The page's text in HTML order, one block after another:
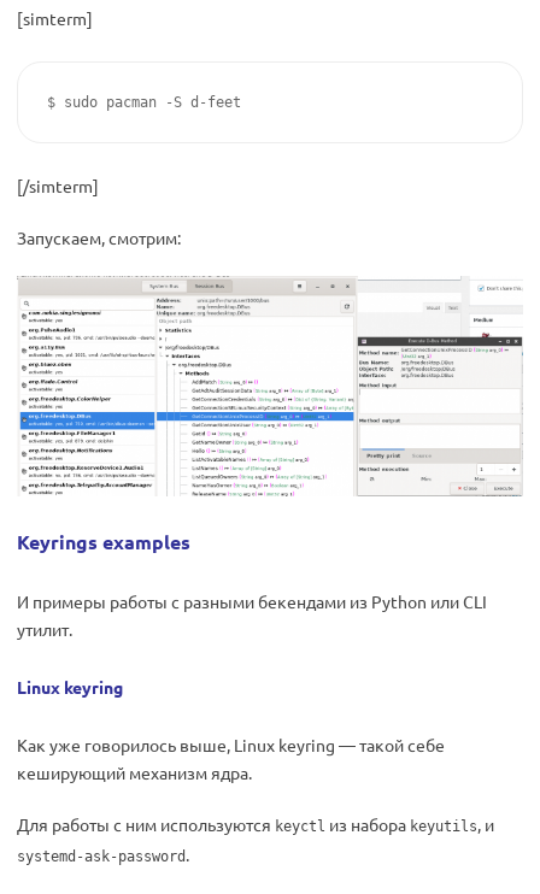
[simterm]
$ sudo pacman -S d-feet
[/simterm]
Запускаем, смотрим:
Keyrings examples
И примеры работы с разными бекендами из Python или CLI
утилит.
Linux keyring
Как уже говорилось выше, Linux keyring — такой себе
кеширующий механизм ядра.
Для работы с ним используются keyctl из набора keyutils, и
systemd-ask-password .